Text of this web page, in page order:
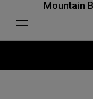
Mountain